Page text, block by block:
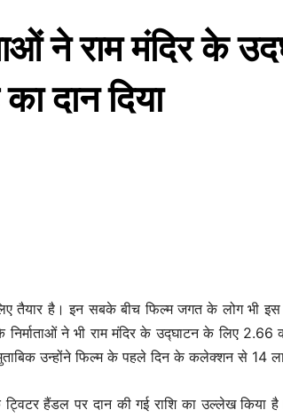
ने राम मंदिर के
दान दिया
तैयार है। इन सबके बीच फिल्म जगत के लोग भी इस
ने भी राम मंदिर के उद्घाटन के लिए 2.66
उन्होंने फिल्म के पहले दिन के कलेक्शन से 14
ट्विटर हैंडल पर दान की गई राशि का उल्लेख किया
Sanjay Thakur -